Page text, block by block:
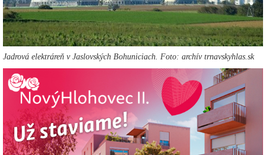
Jadrová elektráreň v Jaslovských Bohuniciach. Foto: archív trnavskyhlas.sk